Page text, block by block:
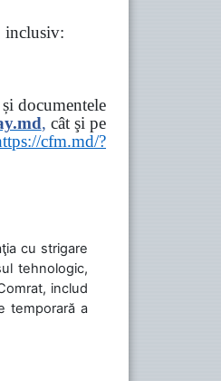
inclusiv:
documentele
, cât şi pe
cfm.md/?
cu strigare
tehnologic,
includ
temporară a